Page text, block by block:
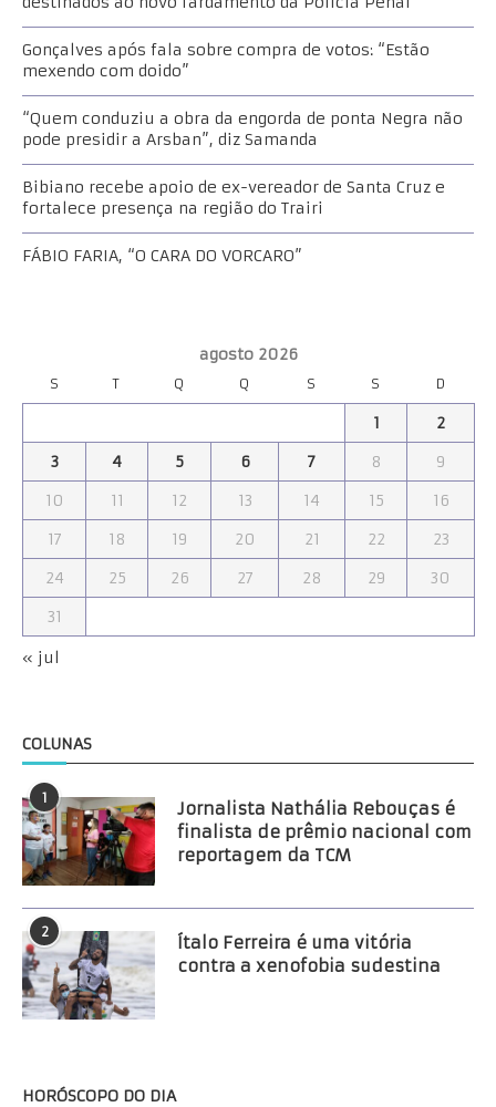
Gonçalves após fala sobre compra de votos: “Estão
mexendo com doido”
“Quem conduziu a obra da engorda de ponta Negra não
pode presidir a Arsban”, diz Samanda
Bibiano recebe apoio de ex-vereador de Santa Cruz e
fortalece presença na região do Trairi
FÁBIO FARIA, “O CARA DO VORCARO”
agosto 2026
S T Q Q S S D
1
2
3
4 5 6 7 8
9
10
11 12 13 14 15
16
17
18 19 20 21 22
23
24
25 26 27 28 29
30
31
« jul
COLUNAS
1
Jornalista Nathália Rebouças é
finalista de prêmio nacional com
reportagem da TCM
2
Ítalo Ferreira é uma vitória
contra a xenofobia sudestina
HORÓSCOPO DO DIA